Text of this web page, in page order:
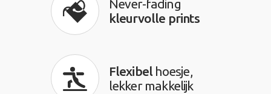
Never-fading
kleurvolle prints
Flexibelhoesje,
lekker makkelijk